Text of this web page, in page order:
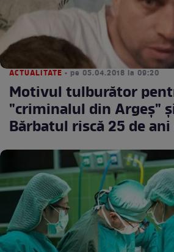
ACTUALITATE • pe 05.04.2018 la 09:20
Motivul tulburător
"criminalul din Argeş"
Bărbatul riscă 25 de